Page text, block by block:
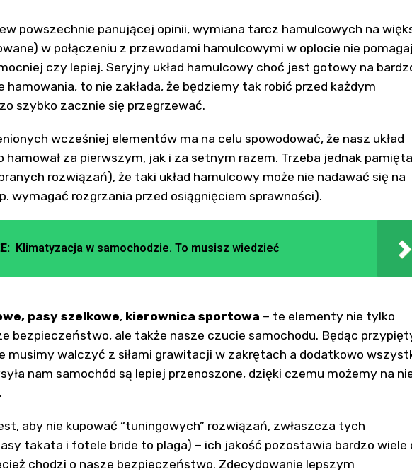
powszechnie panującej opinii, wymiana tarcz hamulcowych na
w połączeniu z przewodami hamulcowymi w oplocie nie
czy lepiej. Seryjny układ hamulcowy choć jest gotowy na
hamowania, to nie zakłada, że będziemy tak robić przed każdym
szybko zacznie się przegrzewać.
wcześniej elementów ma na celu spowodować, że nasz układ
hamował za pierwszym, jak i za setnym razem. Trzeba jednak
rozwiązań), że taki układ hamulcowy może nie nadawać się na
wymagać rozgrzania przed osiągnięciem sprawności).
Klimatyzacja w samochodzie. To musisz wiedzieć
pasy szelkowe, kierownica sportowa – te elementy nie tylko
bezpieczeństwo, ale także nasze czucie samochodu. Będąc
musimy walczyć z siłami grawitacji w zakrętach a dodatkowo
nam samochód są lepiej przenoszone, dzięki czemu możemy na
aby nie kupować “tuningowych” rozwiązań, zwłaszcza tych
takata i fotele bride to plaga) – ich jakość pozostawia bardzo wiele
chodzi o nasze bezpieczeństwo. Zdecydowanie lepszym